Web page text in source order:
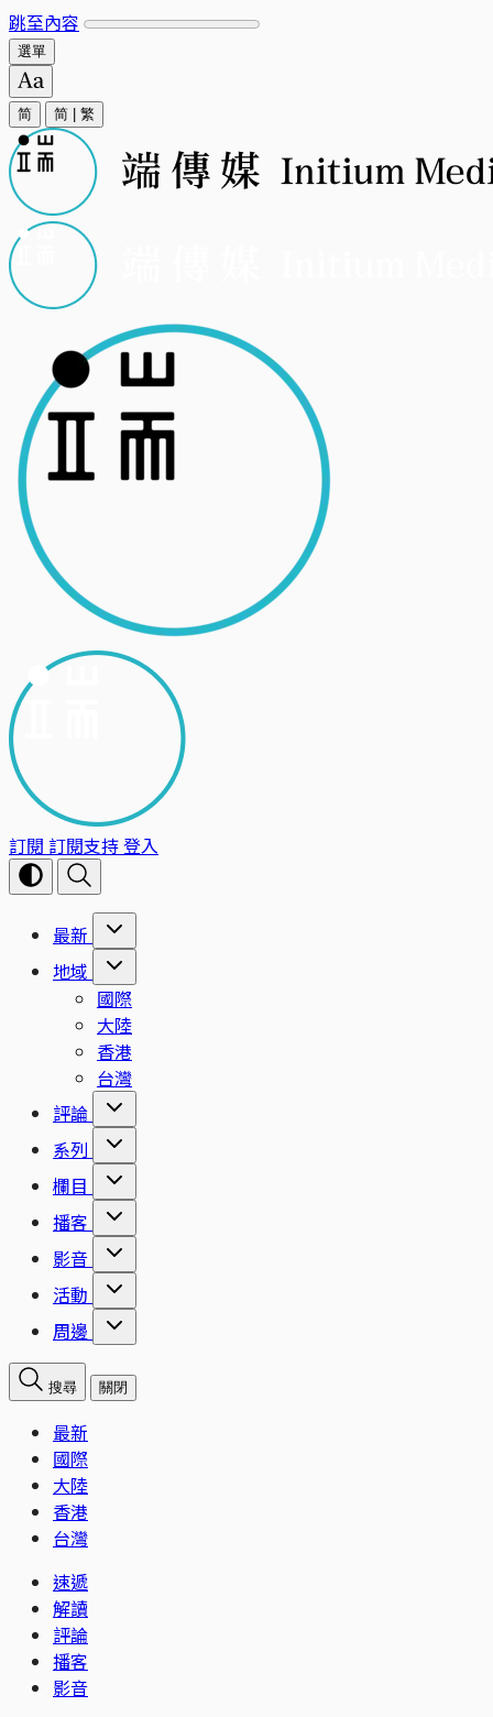
跳至內容
選單
简 简 繁
訂閱 訂閱支持登入
最新
地域
國際
大陸
香港
台灣
評論
系列
欄目
播客
影音
活動
周邊
搜尋 關閉
最新
國際
大陸
香港
台灣
速遞
解讀
評論
播客
影音